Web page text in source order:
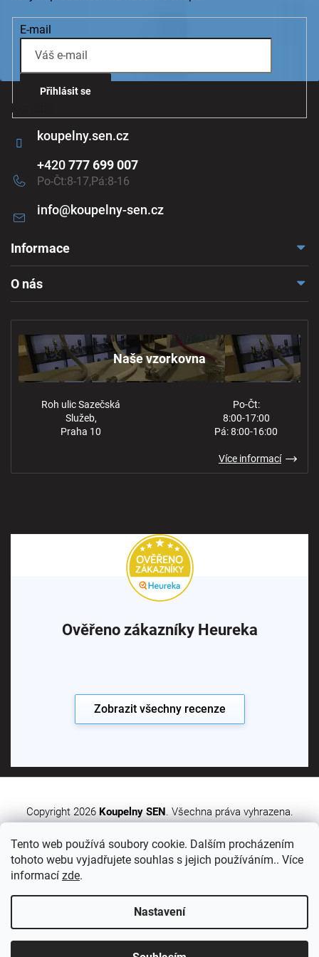
Tento web používá soubory cookie. Dalším procházením
tohoto webu vyjadřujete souhlas s jejich používáním.. Více
informací zde.
Nastavení
k
y
p
u
Kontakt
info@koupelny-sen.cz
+420777 699 007
Po-Čt:8-17,Pá:8-16
koupelny.sen.cz
Informace
Ochrana osobních údajů
O nás
Naše vzorkovna
Roh ulic Sazečská
Služeb,
Praha 10
Po-Čt:
8:00-17:00
Pá: 8:00-16:00
Více informací
E-mail
Přihlásit se
Ověřeno zákazníky Heureka
Zobrazit všechny recenze
Vytvořil Shoptet Premium
Copyright 2026 Koupelny SEN . Všechna práva vyhrazena.
Sledujte nás: